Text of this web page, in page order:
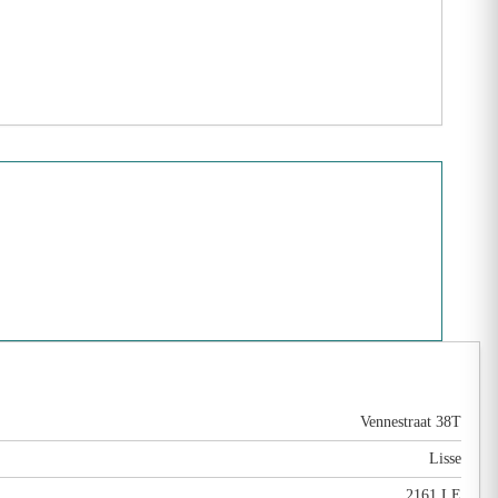
Vennestraat 38T
Lisse